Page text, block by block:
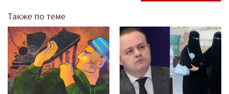
Также по теме